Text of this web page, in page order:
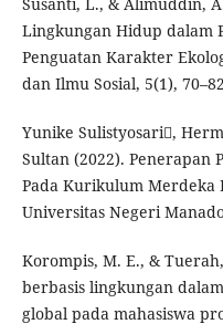
Lingkungan Hidup dalam
Penguatan Karakter
dan Ilmu Sosial, 5(1),
Yunike Sulistyosari,
Sultan (2022). Penerapan
Pada Kurikulum Merdeka
Universitas Negeri
Korompis, M. E., &
berbasis lingkungan
global pada mahasiswa